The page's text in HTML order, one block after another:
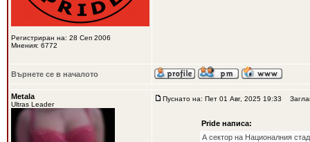
Регистриран на: 28 Сеп 2006
Мнения: 6772
Върнете се в началото
Metala
Ultras Leader
Пуснато на: Пет 01 Авг, 2025 19:33
Pride написа:
А сектор на Националния